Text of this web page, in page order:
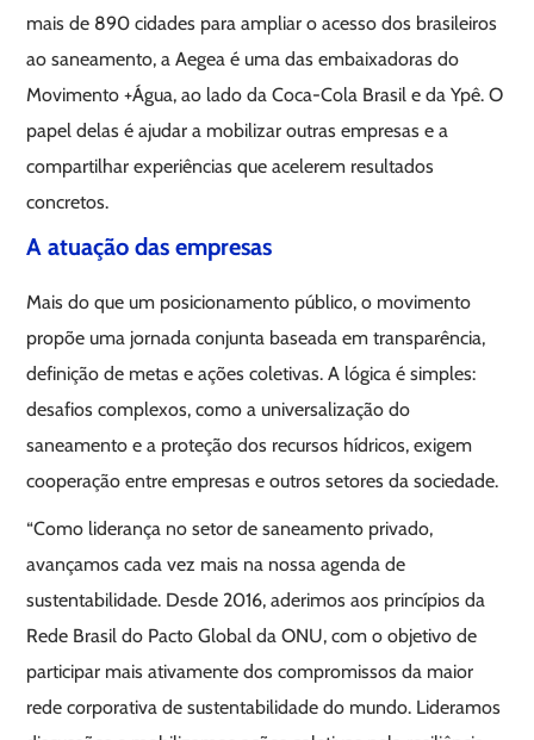
mais de 890 cidades para ampliar o acesso dos brasileiros
ao saneamento, a Aegea é uma das embaixadoras do
Movimento +Água, ao lado da Coca-Cola Brasil e da Ypê. O
papel delas é ajudar a mobilizar outras empresas e a
compartilhar experiências que acelerem resultados
concretos.
A atuação das empresas
Mais do que um posicionamento público, o movimento
propõe uma jornada conjunta baseada em transparência,
definição de metas e ações coletivas. A lógica é simples:
desafios complexos, como a universalização do
saneamento e a proteção dos recursos hídricos, exigem
cooperação entre empresas e outros setores da sociedade.
“Como liderança no setor de saneamento privado,
avançamos cada vez mais na nossa agenda de
sustentabilidade. Desde 2016, aderimos aos princípios da
Rede Brasil do Pacto Global da ONU, com o objetivo de
participar mais ativamente dos compromissos da maior
rede corporativa de sustentabilidade do mundo. Lideramos